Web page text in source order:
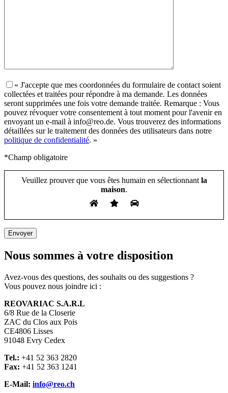
« J'accepte que mes coordonnées du formulaire de contact soient
collectées et traitées pour répondre à ma demande. Les données
seront supprimées une fois votre demande traitée. Remarque : Vous
pouvez révoquer votre consentement à tout moment pour l'avenir en
envoyant un e-mail à info@reo.de. Vous trouverez des informations
détaillées sur le traitement des données des utilisateurs dans notre
politique de confidentialité. »
*Champ obligatoire
Veuillez prouver que vous êtes humain en sélectionnantla
maison.
Nous sommes à votre disposition
Avez-vous des questions, des souhaits ou des suggestions ?
Vous pouvez nous joindre ici :
REOVARIAC S.A.R.L
6/8 Rue de la Closerie
ZAC du Clos aux Pois
CE4806 Lisses
91048 Evry Cedex
Tel.: +41 52 363 2820
Fax: +41 52 363 1241
E-Mail: info@reo.ch